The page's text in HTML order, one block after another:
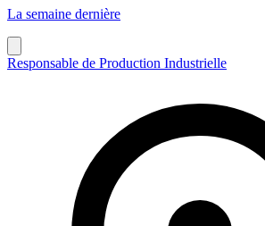
La semaine dernière
Responsable de Production Industrielle